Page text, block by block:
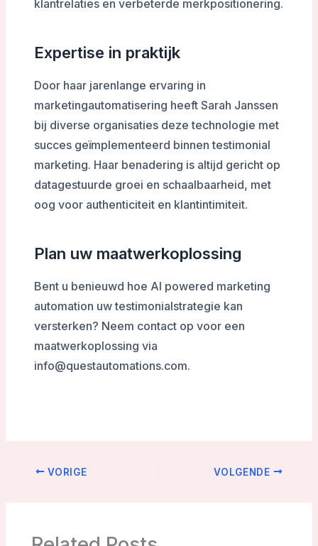
klantrelaties en verbeterde merkpositionering.
Expertise in praktijk
Door haar jarenlange ervaring in
marketingautomatisering heeft Sarah Janssen
bij diverse organisaties deze technologie met
succes geïmplementeerd binnen testimonial
marketing. Haar benadering is altijd gericht op
datagestuurde groei en schaalbaarheid, met
oog voor authenticiteit en klantintimiteit.
Plan uw maatwerkoplossing
Bent u benieuwd hoe AI powered marketing
automation uw testimonialstrategie kan
versterken? Neem contact op voor een
maatwerkoplossing via
info@questautomations.com.
VORIGE VOLGENDE